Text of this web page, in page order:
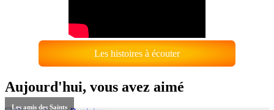
Les histoires à écouter
Aujourd'hui, vous avez aimé